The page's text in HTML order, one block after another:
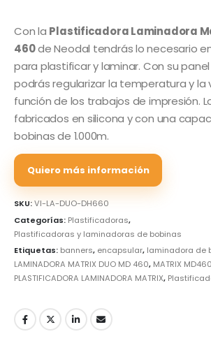
Con la Plastificadora Laminadora
460de Neodal tendrás lo necesario
para plastificar y laminar. Con su
podrás regularizar la temperatura y la
función de los trabajos de impresión.
fabricados en silicona y con una
bobinas de 1.000m.
Quiero más información
SKU:VI-LA-DUO-DH660
Categorías: Plastificadoras,
Plastificadoras y laminadoras de bobinas
Etiquetas: banners, encapsular, laminadora de
LAMINADORA MATRIX DUO MD 460, MATRIX MD460
PLASTIFICADORA LAMINADORA MATRIX,